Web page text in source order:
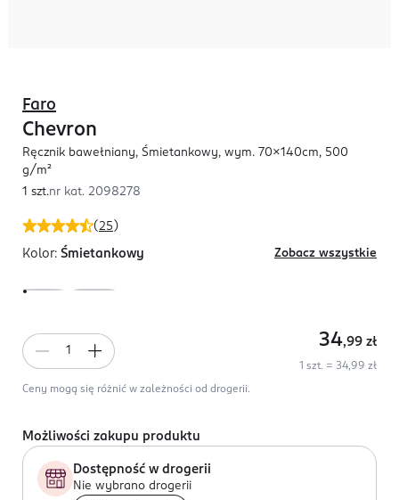
(25 )
Faro
Chevron
Ręcznik bawełniany, Śmietankowy, wym. 70x140cm, 500
g/m²
1 szt.nr kat. 2098278
Kolor: Śmietankowy Zobacz wszystkie
34,99 zł
1 szt. = 34,99 zł
Ceny mogą się różnić w zależności od drogerii.
Możliwości zakupu produktu
Dostępność w drogerii
Nie wybrano drogerii